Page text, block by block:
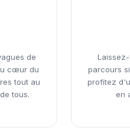
de
cœur du
tout au
tous.
parcours
profitez
en